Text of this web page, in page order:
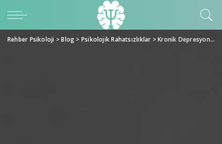
Rehber Psikoloji >Blog > Psikolojik Rahatsızlıklar >Kronik Depresyon Peşinizi Bırakmayabilir Dikkat!